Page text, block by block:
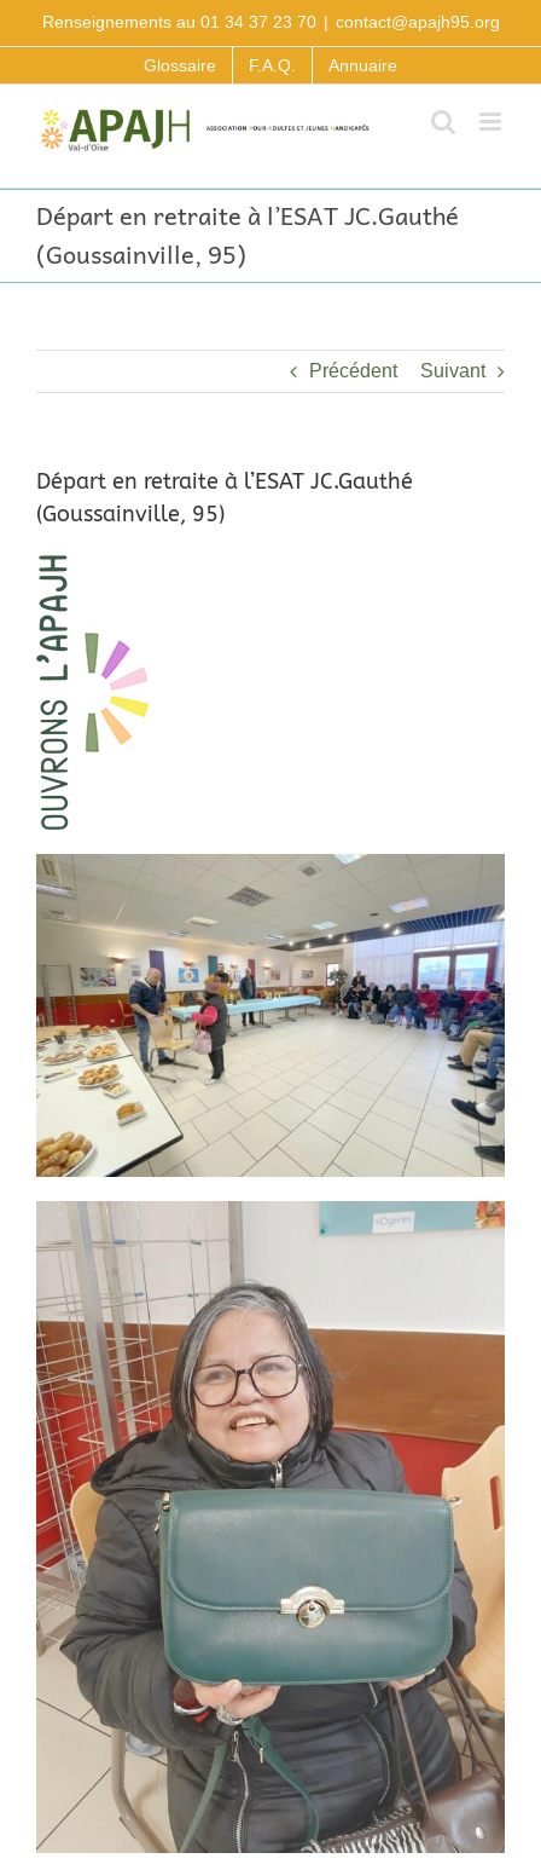
Renseignements au 01 34 37 23 70 | contact@apajh95.org
Glossaire F.A.Q. Annuaire
Départ en retraite à l’ESAT JC.Gauthé
(Goussainville, 95)
Précédent Suivant
Départ en retraite à l’ESAT JC.Gauthé
(Goussainville, 95)